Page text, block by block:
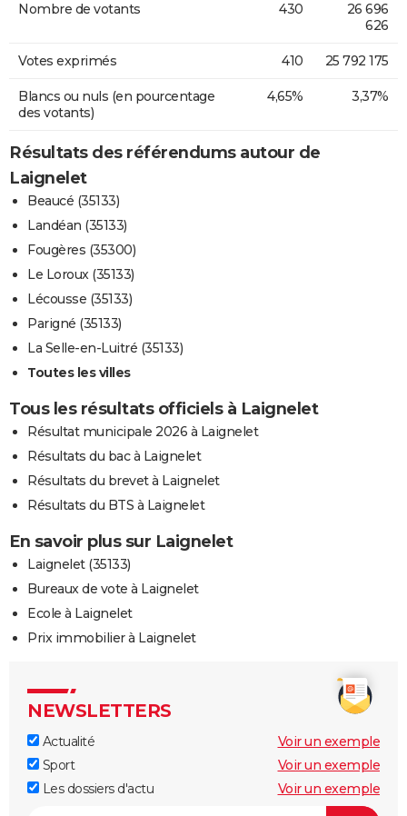
Nombre de votants 430
26 696
626
Votes exprimés 410 25 792 175
Blancs ou nuls (en pourcentage
des votants)
4,65% 3,37%
Résultats des référendums autour de
Laignelet
Beaucé (35133)
Landéan (35133)
Fougères (35300)
Le Loroux (35133)
Lécousse (35133)
Parigné (35133)
La Selle-en-Luitré (35133)
Toutes les villes
Tous les résultats officiels à Laignelet
Résultat municipale 2026 à Laignelet
Résultats du bac à Laignelet
Résultats du brevet à Laignelet
Résultats du BTS à Laignelet
En savoir plus sur Laignelet
Laignelet (35133)
Bureaux de vote à Laignelet
Ecole à Laignelet
Prix immobilier à Laignelet
NEWSLETTERS
Actualité
Voir un exemple
Sport
Voir un exemple
Les dossiers d'actu
Voir un exemple